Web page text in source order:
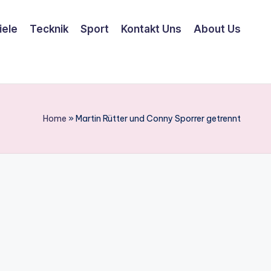
Tecknik Sport Kontakt Uns About Us
Home »Martin Rütter und Conny Sporrer getrennt